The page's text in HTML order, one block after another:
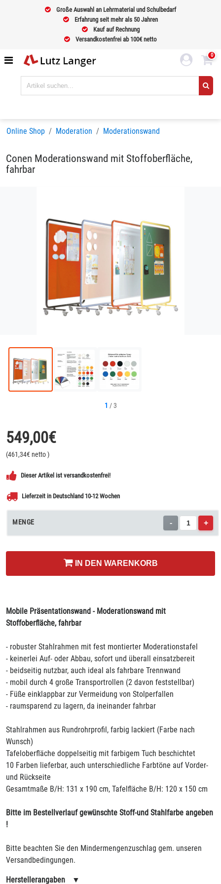
Große Auswahl an Lehrmaterial und Schulbedarf
Erfahrung seit mehr als 50 Jahren
Kauf auf Rechnung
Versandkostenfrei ab 100€ netto
0
Online Shop Moderation Moderationswand
Conen Moderationswand mit Stoffoberfläche,
fahrbar
1 /3
549,00€
(461,34€ netto)
Dieser Artikel ist versandkostenfrei!
Lieferzeit in Deutschland 10-12 Wochen
MENGE - +
IN DEN WARENKORB
Mobile Präsentationswand - Moderationswand mit
Stoffoberfläche, fahrbar
- robuster Stahlrahmen mit fest montierter Moderationstafel
- keinerlei Auf- oder Abbau, sofort und überall einsatzbereit
- beidseitig nutzbar, auch ideal als fahrbare Trennwand
- mobil durch 4 große Transportrollen (2 davon feststellbar)
- Füße einklappbar zur Vermeidung von Stolperfallen
- raumsparend zu lagern, da ineinander fahrbar
Stahlrahmen aus Rundrohrprofil, farbig lackiert (Farbe nach
Wunsch)
Tafeloberfläche doppelseitig mit farbigem Tuch beschichtet
10 Farben lieferbar, auch unterschiedliche Farbtöne auf Vorder-
und Rückseite
Gesamtmaße B/H: 131 x 190 cm, Tafelfläche B/H: 120 x 150 cm
Bitte im Bestellverlauf gewünschte Stoff-und Stahlfarbe angeben
!
Bitte beachten Sie den Mindermengenzuschlag gem. unseren
Versandbedingungen.
Herstellerangaben ▼